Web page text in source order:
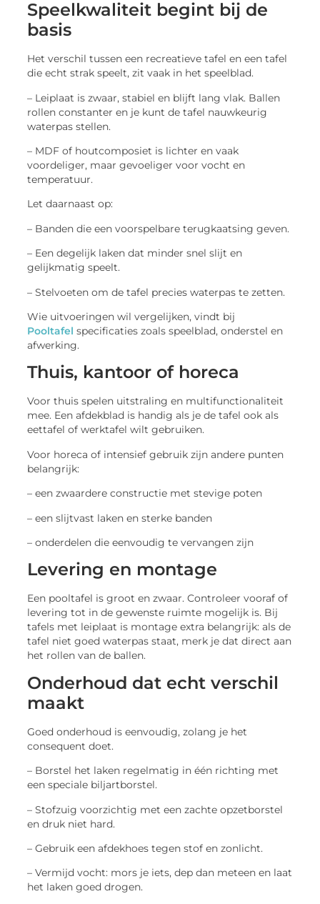
Speelkwaliteit begint bij de
basis
Het verschil tussen een recreatieve tafel en een tafel
die echt strak speelt, zit vaak in het speelblad.
– Leiplaat is zwaar, stabiel en blijft lang vlak. Ballen
rollen constanter en je kunt de tafel nauwkeurig
waterpas stellen.
– MDF of houtcomposiet is lichter en vaak
voordeliger, maar gevoeliger voor vocht en
temperatuur.
Let daarnaast op:
– Banden die een voorspelbare terugkaatsing geven.
– Een degelijk laken dat minder snel slijt en
gelijkmatig speelt.
– Stelvoeten om de tafel precies waterpas te zetten.
Wie uitvoeringen wil vergelijken, vindt bij
Pooltafel specificaties zoals speelblad, onderstel en
afwerking.
Thuis, kantoor of horeca
Voor thuis spelen uitstraling en multifunctionaliteit
mee. Een afdekblad is handig als je de tafel ook als
eettafel of werktafel wilt gebruiken.
Voor horeca of intensief gebruik zijn andere punten
belangrijk:
– een zwaardere constructie met stevige poten
– een slijtvast laken en sterke banden
– onderdelen die eenvoudig te vervangen zijn
Levering en montage
Een pooltafel is groot en zwaar. Controleer vooraf of
levering tot in de gewenste ruimte mogelijk is. Bij
tafels met leiplaat is montage extra belangrijk: als de
tafel niet goed waterpas staat, merk je dat direct aan
het rollen van de ballen.
Onderhoud dat echt verschil
maakt
Goed onderhoud is eenvoudig, zolang je het
consequent doet.
– Borstel het laken regelmatig in één richting met
een speciale biljartborstel.
– Stofzuig voorzichtig met een zachte opzetborstel
en druk niet hard.
– Gebruik een afdekhoes tegen stof en zonlicht.
– Vermijd vocht: mors je iets, dep dan meteen en laat
het laken goed drogen.